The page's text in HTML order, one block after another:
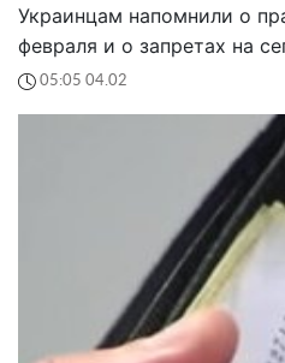
Украинцам напомнили о
февраля и о запретах на
05:05 04.02